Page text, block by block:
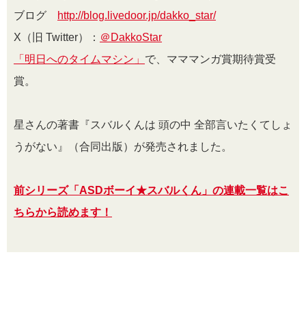
ブログ
http://blog.livedoor.jp/dakko_star/
X（旧 Twitter）： ＠DakkoStar
「明日へのタイムマシン」 で、マママンガ賞期待賞受
賞。
星さんの著書『スバルくんは 頭の中 全部言いたくてしょ
うがない』（合同出版）が発売されました。
前シリーズ「ASDボーイ★スバルくん」の連載一覧はこ
ちらから読めます！